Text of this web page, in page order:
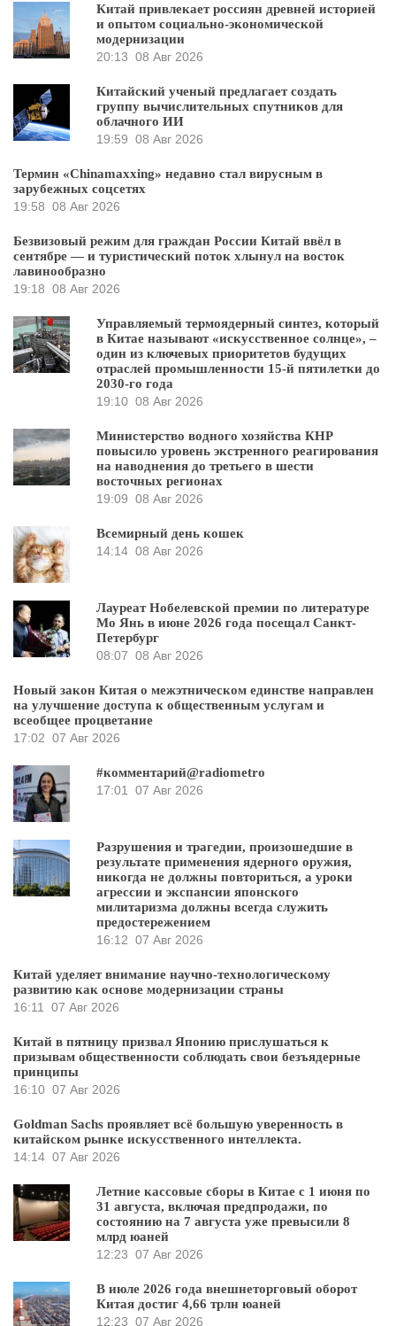
Китай привлекает россиян древней историей
и опытом социально-экономической
модернизации
20:13 08 Авг 2026
Китайский ученый предлагает создать
группу вычислительных спутников для
облачного ИИ
19:59 08 Авг 2026
Термин «Chinamaxxing» недавно стал вирусным в
зарубежных соцсетях
19:58 08 Авг 2026
Безвизовый режим для граждан России Китай ввёл в
сентябре — и туристический поток хлынул на восток
лавинообразно
19:18 08 Авг 2026
Управляемый термоядерный синтез, который
в Китае называют «искусственное солнце», –
один из ключевых приоритетов будущих
отраслей промышленности 15-й пятилетки до
2030-го года
19:10 08 Авг 2026
Министерство водного хозяйства КНР
повысило уровень экстренного реагирования
на наводнения до третьего в шести
восточных регионах
19:09 08 Авг 2026
Всемирный день кошек
14:14 08 Авг 2026
Лауреат Нобелевской премии по литературе
Мо Янь в июне 2026 года посещал Санкт-
Петербург
08:07 08 Авг 2026
Новый закон Китая о межэтническом единстве направлен
на улучшение доступа к общественным услугам и
всеобщее процветание
17:02 07 Авг 2026
#комментарий@radiometro
17:01
07 Авг 2026
Разрушения и трагедии, произошедшие в
результате применения ядерного оружия,
никогда не должны повториться, а уроки
агрессии и экспансии японского
милитаризма должны всегда служить
предостережением
16:12 07 Авг 2026
Китай уделяет внимание научно-технологическому
развитию как основе модернизации страны
16:11
07 Авг 2026
Китай в пятницу призвал Японию прислушаться к
призывам общественности соблюдать свои безъядерные
принципы
16:10 07 Авг 2026
Goldman Sachs проявляет всё большую уверенность в
китайском рынке искусственного интеллекта.
14:14 07 Авг 2026
Летние кассовые сборы в Китае с 1 июня по
31 августа, включая предпродажи, по
состоянию на 7 августа уже превысили 8
млрд юаней
12:23 07 Авг 2026
В июле 2026 года внешнеторговый оборот
Китая достиг 4,66 трлн юаней
12:23 07 Авг 2026